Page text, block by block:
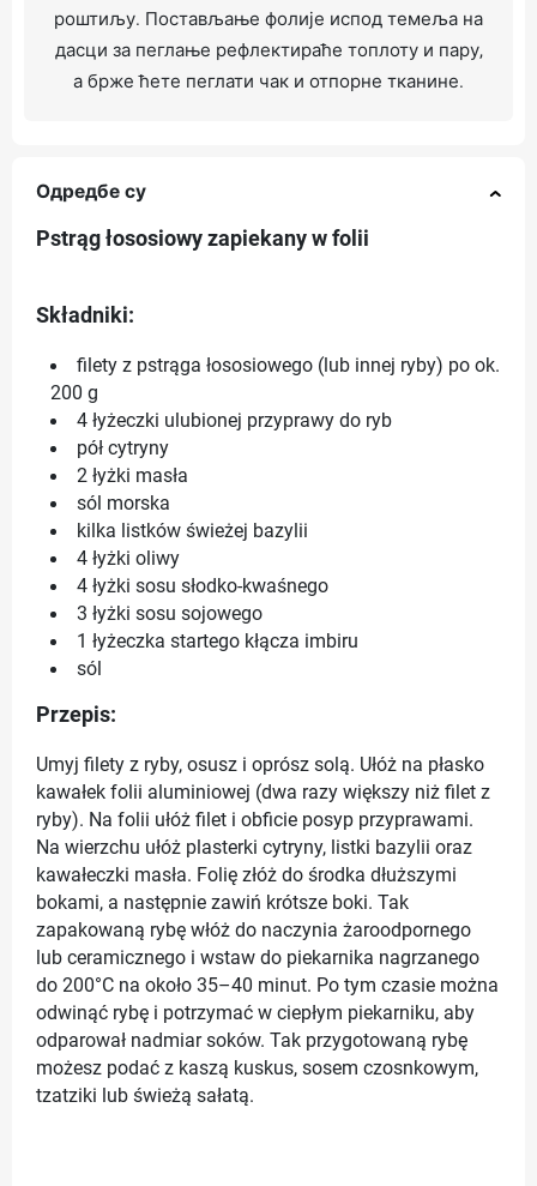
роштиљу. Постављање фолије испод темеља на
дасци за пеглање рефлектираће топлоту и пару,
а брже ћете пеглати чак и отпорне тканине.
Одредбе су
Pstrąg łososiowy zapiekany w folii
Składniki:
filety z pstrąga łososiowego (lub innej ryby) po ok.
200 g
4 łyżeczki ulubionej przyprawy do ryb
pół cytryny
2 łyżki masła
sól morska
kilka listków świeżej bazylii
4 łyżki oliwy
4 łyżki sosu słodko-kwaśnego
3 łyżki sosu sojowego
1 łyżeczka startego kłącza imbiru
sól
Przepis:
Umyj filety z ryby, osusz i oprósz solą. Ułóż na płasko
kawałek folii aluminiowej (dwa razy większy niż filet z
ryby). Na folii ułóż filet i obficie posyp przyprawami.
Na wierzchu ułóż plasterki cytryny, listki bazylii oraz
kawałeczki masła. Folię złóż do środka dłuższymi
bokami, a następnie zawiń krótsze boki. Tak
zapakowaną rybę włóż do naczynia żaroodpornego
lub ceramicznego i wstaw do piekarnika nagrzanego
do 200°C na około 35–40 minut. Po tym czasie można
odwinąć rybę i potrzymać w ciepłym piekarniku, aby
odparował nadmiar soków. Tak przygotowaną rybę
możesz podać z kaszą kuskus, sosem czosnkowym,
tzatziki lub świeżą sałatą.